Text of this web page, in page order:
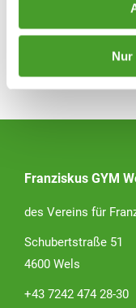
Nur
Franziskus GYM
des Vereins für
Schubertstraße 51
4600 Wels
+43 7242 474 28-30